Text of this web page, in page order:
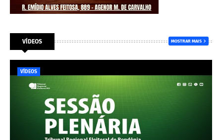
VÍDEOS MOSTRAR MAIS
VÍDEOS